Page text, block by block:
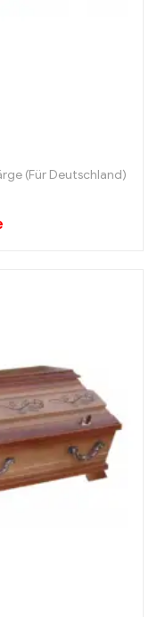
(Für Deutschland)